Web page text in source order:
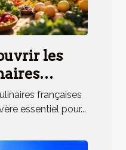
les
vosfrançaises
essentiel pour...